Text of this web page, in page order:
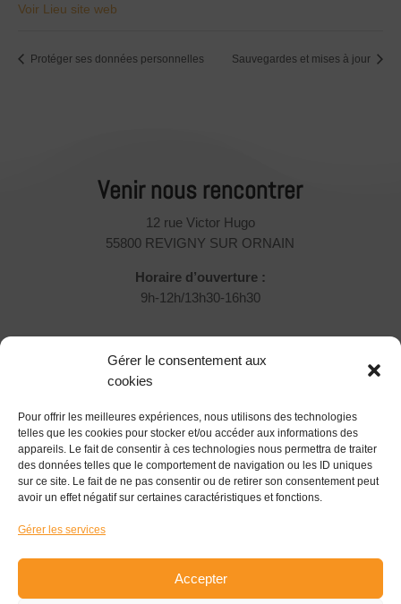
Gérer le consentement aux
cookies
Pour offrir les meilleures expériences, nous utilisons des technologies
telles que les cookies pour stocker et/ou accéder aux informations des
appareils. Le fait de consentir à ces technologies nous permettra de traiter
des données telles que le comportement de navigation ou les ID uniques
sur ce site. Le fait de ne pas consentir ou de retirer son consentement peut
avoir un effet négatif sur certaines caractéristiques et fonctions.
Gérer les services
Accepter
Voir Lieu site web
Protéger ses données personnelles Sauvegardes et mises à jour
Venir nous rencontrer
12 rue Victor Hugo
55800 REVIGNY SUR ORNAIN
Horaire d’ouverture :
9h-12h/13h30-16h30
Rejoignez-nous !
Vous souhaitez nous rejoindre et participer ?
Devenir Associé
Suivez-nous !